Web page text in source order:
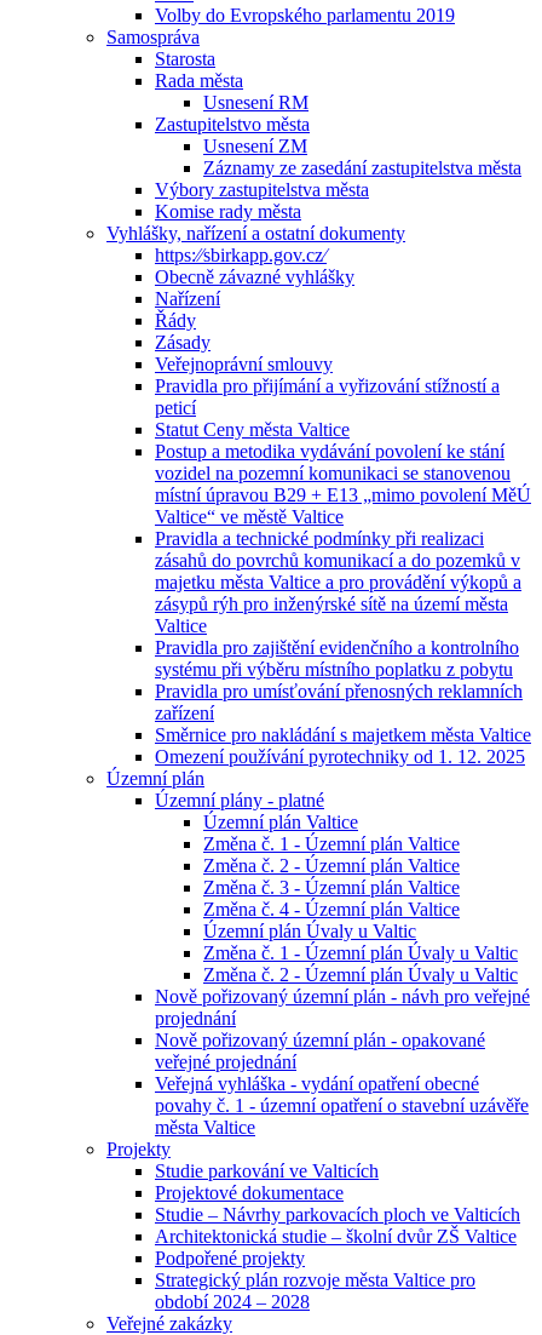
Volby do Evropského parlamentu 2019
Samospráva
Starosta
Rada města
Usnesení RM
Zastupitelstvo města
Usnesení ZM
Záznamy ze zasedání zastupitelstva města
Výbory zastupitelstva města
Komise rady města
Vyhlášky, nařízení a ostatní dokumenty
https:⁄⁄sbirkapp.gov.cz⁄
Obecně závazné vyhlášky
Nařízení
Řády
Zásady
Veřejnoprávní smlouvy
Pravidla pro přijímání a vyřizování stížností a
peticí
Statut Ceny města Valtice
Postup a metodika vydávání povolení ke stání
vozidel na pozemní komunikaci se stanovenou
místní úpravou B29 + E13 „mimo povolení MěÚ
Valtice“ ve městě Valtice
Pravidla a technické podmínky při realizaci
zásahů do povrchů komunikací a do pozemků v
majetku města Valtice a pro provádění výkopů a
zásypů rýh pro inženýrské sítě na území města
Valtice
Pravidla pro zajištění evidenčního a kontrolního
systému při výběru místního poplatku z pobytu
Pravidla pro umísťování přenosných reklamních
zařízení
Směrnice pro nakládání s majetkem města Valtice
Omezení používání pyrotechniky od 1. 12. 2025
Územní plán
Územní plány - platné
Územní plán Valtice
Změna č. 1 - Územní plán Valtice
Změna č. 2 - Územní plán Valtice
Změna č. 3 - Územní plán Valtice
Změna č. 4 - Územní plán Valtice
Územní plán Úvaly u Valtic
Změna č. 1 - Územní plán Úvaly u Valtic
Změna č. 2 - Územní plán Úvaly u Valtic
Nově pořizovaný územní plán - návh pro veřejné
projednání
Nově pořizovaný územní plán - opakované
veřejné projednání
Veřejná vyhláška - vydání opatření obecné
povahy č. 1 - územní opatření o stavební uzávěře
města Valtice
Projekty
Studie parkování ve Valticích
Projektové dokumentace
Studie – Návrhy parkovacích ploch ve Valticích
Architektonická studie – školní dvůr ZŠ Valtice
Podpořené projekty
Strategický plán rozvoje města Valtice pro
období 2024 – 2028
Veřejné zakázky